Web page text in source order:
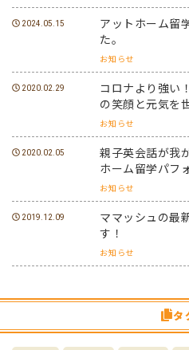
2024.05.15
アットホーム留
た。
お知らせ
2020.02.29
コロナより強い
の笑顔と元気を
お知らせ
2020.02.05
親子英会話が我
ホーム留学パフ
お知らせ
2019.12.09
ママッシュの最
す！
お知らせ
タ